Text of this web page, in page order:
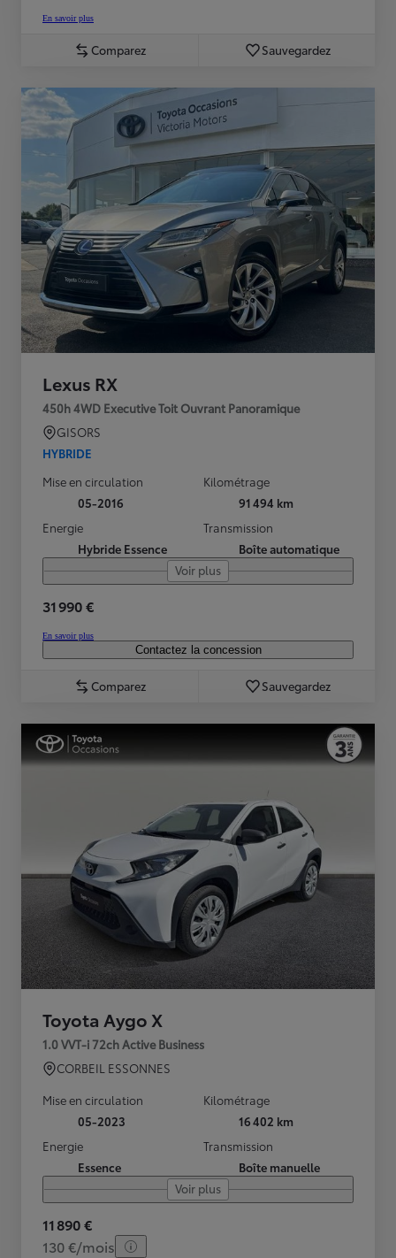
En savoir plus
Comparez Sauvegardez
Lexus RX
450h 4WD Executive Toit Ouvrant Panoramique
GISORS
HYBRIDE
Mise en circulation
05-2016
Kilométrage
91 494 km
Energie
Hybride Essence
Transmission
Boîte automatique
Voir plus
31 990 €
En savoir plus
Contactez la concession
Comparez Sauvegardez
Toyota Aygo X
1.0 VVT-i 72ch Active Business
CORBEIL ESSONNES
Mise en circulation
05-2023
Kilométrage
16 402 km
Energie
Essence
Transmission
Boîte manuelle
Voir plus
11 890 €
130 €/mois